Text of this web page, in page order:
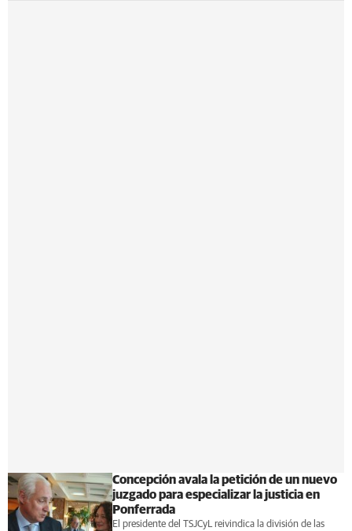
Concepción avala la petición de un nuevo
juzgado para especializar la justicia en
Ponferrada
El presidente del TSJCyL reivindica la división de las